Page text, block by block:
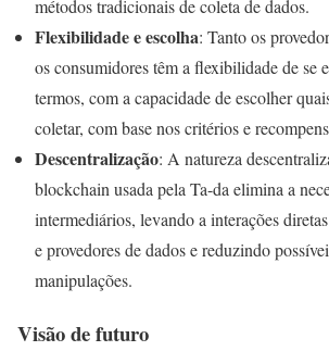
métodos tradicionais de coleta de dados.
Flexibilidade e escolha: Tanto os
os consumidores têm a flexibilidade de se
termos, com a capacidade de escolher
coletar, com base nos critérios e
Descentralização: A natureza
blockchain usada pela Ta-da elimina a
intermediários, levando a interações
e provedores de dados e reduzindo
manipulações.
Visão de futuro